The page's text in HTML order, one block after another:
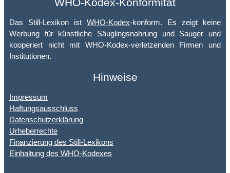
Das Still-Lexikon ist WHO-Kodex-konform. Es zeigt keine
Werbung für künstliche Säuglingsnahrung und Sauger und
kooperiert nicht mit WHO-Kodex-verletzenden Firmen und
Institutionen.
Hinweise
Impressum
Haftungsausschluss
Datenschutzerklärung
Urheberrechte
Finanzierung des Still-Lexikons
Einhaltung des WHO-Kodexes